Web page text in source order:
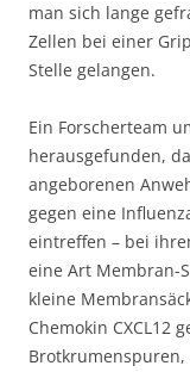
man sich lange
Zellen bei einer
Stelle gelangen.
Ein Forscherteam
herausgefunden,
angeborenen
gegen eine
eintreffen – bei
eine Art Membran-
kleine
Chemokin CXCL12